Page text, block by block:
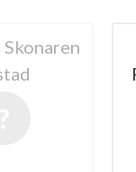
BRF